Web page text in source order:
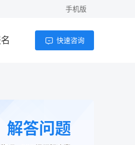
手机版
快速咨询
解答问题